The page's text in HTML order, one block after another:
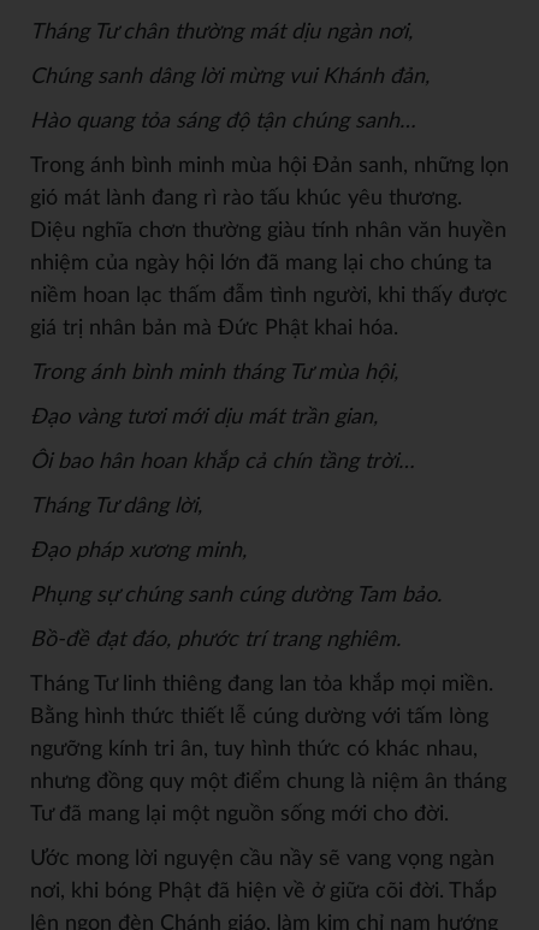
Tháng Tư chân thường mát dịu ngàn nơi,
Chúng sanh dâng lời mừng vui Khánh đản,
Hào quang tỏa sáng độ tận chúng sanh…
Trong ánh bình minh mùa hội Đản sanh, những lọn
gió mát lành đang rì rào tấu khúc yêu thương.
Diệu nghĩa chơn thường giàu tính nhân văn huyền
nhiệm của ngày hội lớn đã mang lại cho chúng ta
niềm hoan lạc thấm đẫm tình người, khi thấy được
giá trị nhân bản mà Đức Phật khai hóa.
Trong ánh bình minh tháng Tư mùa hội,
Đạo vàng tươi mới dịu mát trần gian,
Ôi bao hân hoan khắp cả chín tầng trời…
Tháng Tư dâng lời,
Đạo pháp xương minh,
Phụng sựchúng sanh cúng dường Tam bảo.
Bồ-đề đạt đáo, phước trí trang nghiêm.
Tháng Tư linh thiêng đang lan tỏa khắp mọi miền.
Bằng hình thức thiết lễ cúng dường với tấm lòng
ngưỡng kính tri ân, tuy hình thức có khác nhau,
nhưng đồng quy một điểm chung là niệm ân tháng
Tư đã mang lại một nguồn sống mới cho đời.
Ước mong lời nguyện cầu nầy sẽ vang vọng ngàn
nơi, khi bóng Phật đã hiện về ở giữa cõi đời. Thắp
lên ngọn đèn Chánh giáo, làm kim chỉ nam hướng